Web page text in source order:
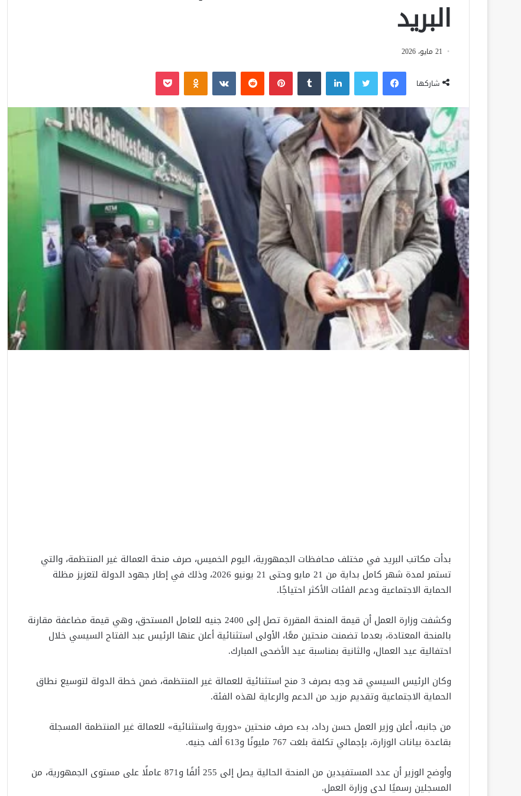
البريد
21 مايو، 2026
شاركها
فيسبوك لينكدإن بينتيريست
بدأت مكاتب البريد في مختلف محافظات الجمهورية، اليوم الخميس، صرف منحة العمالة غير المنتظمة، والتي
تستمر لمدة شهر كامل بداية من 21 مايو وحتى 21 يونيو 2026، وذلك في إطار جهود الدولة لتعزيز مظلة
الحماية الاجتماعية ودعم الفئات الأكثر احتياجًا.
وكشفت وزارة العمل أن قيمة المنحة المقررة تصل إلى 2400 جنيه للعامل المستحق، وهي قيمة مضاعفة مقارنة
بالمنحة المعتادة، بعدما تضمنت منحتين معًا، الأولى استثنائية أعلن عنها الرئيس عبد الفتاح السيسي خلال
احتفالية عيد العمال، والثانية بمناسبة عيد الأضحى المبارك.
وكان الرئيس السيسي قد وجه بصرف 3 منح استثنائية للعمالة غير المنتظمة، ضمن خطة الدولة لتوسيع نطاق
الحماية الاجتماعية وتقديم مزيد من الدعم والرعاية لهذه الفئة.
من جانبه، أعلن وزير العمل حسن رداد، بدء صرف منحتين «دورية واستثنائية» للعمالة غير المنتظمة المسجلة
بقاعدة بيانات الوزارة، بإجمالي تكلفة بلغت 767 مليونًا و613 ألف جنيه.
وأوضح الوزير أن عدد المستفيدين من المنحة الحالية يصل إلى 255 ألفًا و871 عاملًا على مستوى الجمهورية، من
المسجلين رسميًا لدى وزارة العمل.